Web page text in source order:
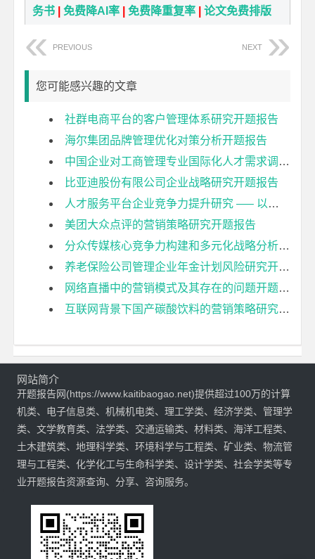
务书 |免费降AI率 |免费降重复率 |论文免费排版
PREVIOUS NEXT
您可能感兴趣的文章
社群电商平台的客户管理体系研究开题报告
海尔集团品牌管理优化对策分析开题报告
中国企业对工商管理专业国际化人才需求调查研究开题报告
比亚迪股份有限公司企业战略研究开题报告
人才服务平台企业竞争力提升研究 —– 以任仕达猎头公司为例开题报告
美团大众点评的营销策略研究开题报告
分众传媒核心竞争力构建和多元化战略分析开题报告
养老保险公司管理企业年金计划风险研究开题报告
网络直播中的营销模式及其存在的问题开题报告
互联网背景下国产碳酸饮料的营销策略研究——以元气森林为例开题报告
网站简介
开题报告网(https://www.kaitibaogao.net)提供超过100万的计算
机类、电子信息类、机械机电类、理工学类、经济学类、管理学
类、文学教育类、法学类、交通运输类、材料类、海洋工程类、
土木建筑类、地理科学类、环境科学与工程类、矿业类、物流管
理与工程类、化学化工与生命科学类、设计学类、社会学类等专
业开题报告资源查询、分享、咨询服务。